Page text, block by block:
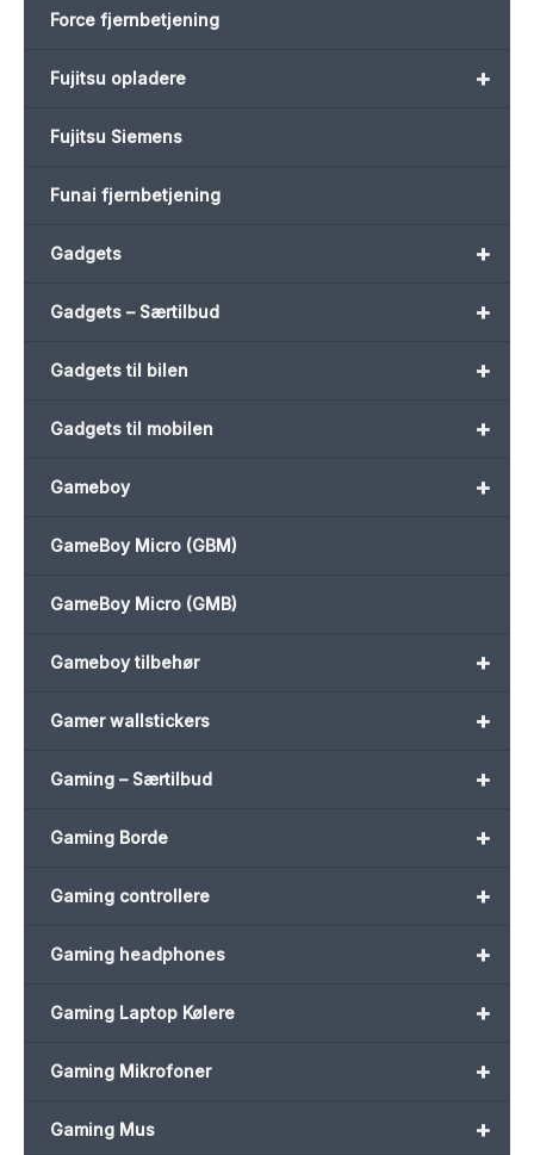
Force fjernbetjening
+
Fujitsu opladere
Fujitsu Siemens
Funai fjernbetjening
+
Gadgets
+
Gadgets – Særtilbud
+
Gadgets til bilen
+
Gadgets til mobilen
+
Gameboy
GameBoy Micro (GBM)
GameBoy Micro (GMB)
+
Gameboy tilbehør
+
Gamer wallstickers
+
Gaming – Særtilbud
+
Gaming Borde
+
Gaming controllere
+
Gaming headphones
+
Gaming Laptop Kølere
+
Gaming Mikrofoner
+
Gaming Mus